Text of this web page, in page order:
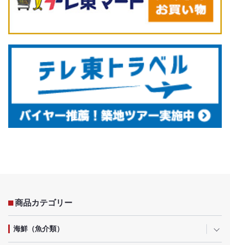
商品カテゴリー
海鮮（魚介類）